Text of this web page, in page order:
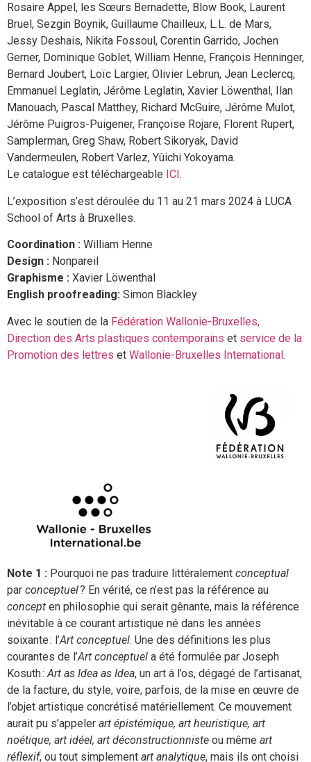
Rosaire Appel, les Sœurs Bernadette, Blow Book, Laurent
Bruel, Sezgin Boynik, Guillaume Chailleux, L.L. de Mars,
Jessy Deshais, Nikita Fossoul, Corentin Garrido, Jochen
Gerner, Dominique Goblet, William Henne, François Henninger,
Bernard Joubert, Loïc Largier, Olivier Lebrun, Jean Leclercq,
Emmanuel Leglatin, Jérôme Leglatin, Xavier Löwenthal, Ilan
Manouach, Pascal Matthey, Richard McGuire, Jérôme Mulot,
Jérôme Puigros-Puigener, Françoise Rojare, Florent Rupert,
Samplerman, Greg Shaw, Robert Sikoryak, David
Vandermeulen, Robert Varlez, Yûichi Yokoyama.
Le catalogue est téléchargeable ICI .
L’exposition s’est déroulée du 11 au 21 mars 2024 à LUCA
School of Arts à Bruxelles.
Coordination : William Henne
Design : Nonpareil
Graphisme : Xavier Löwenthal
English proofreading: Simon Blackley
Avec le soutien de la Fédération Wallonie-Bruxelles,
Direction des Arts plastiques contemporains et service de la
Promotion des lettres et Wallonie-Bruxelles International.
Note 1 : Pourquoi ne pas traduire littéralement conceptual
par conceptuel? En vérité, ce n’est pas la référence au
concept en philosophie qui serait gênante, mais la référence
inévitable à ce courant artistique né dans les années
soixante : l’Art conceptuel. Une des définitions les plus
courantes de l’Art conceptuel a été formulée par Joseph
Kosuth :Art as Idea as Idea, un art à l’os, dégagé de l’artisanat,
de la facture, du style, voire, parfois, de la mise en œuvre de
l’objet artistique concrétisé matériellement. Ce mouvement
aurait pu s’appeler art épistémique, art heuristique, art
noétique, art idéel, art déconstructionniste ou même art
réflexif, ou tout simplement art analytique, mais ils ont choisi